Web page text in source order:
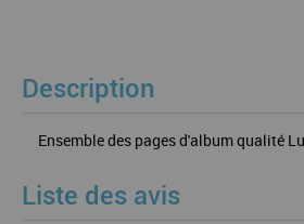
Description
Ensemble des pages d'album qualité
Liste des avis